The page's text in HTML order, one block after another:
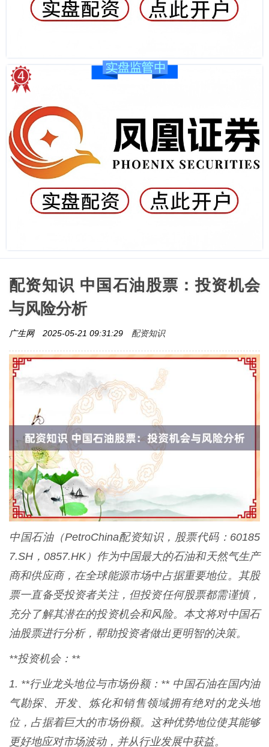
配资知识 中国石油股票：投资机会
与风险分析
广生网 2025-05-21 09:31:29 配资知识
中国石油（PetroChina配资知识，股票代码：60185
7.SH，0857.HK）作为中国最大的石油和天然气生产
商和供应商，在全球能源市场中占据重要地位。其股
票一直备受投资者关注，但投资任何股票都需谨慎，
充分了解其潜在的投资机会和风险。本文将对中国石
油股票进行分析，帮助投资者做出更明智的决策。
**投资机会：**
1. **行业龙头地位与市场份额：** 中国石油在国内油
气勘探、开发、炼化和销售领域拥有绝对的龙头地
位，占据着巨大的市场份额。这种优势地位使其能够
更好地应对市场波动，并从行业发展中获益。